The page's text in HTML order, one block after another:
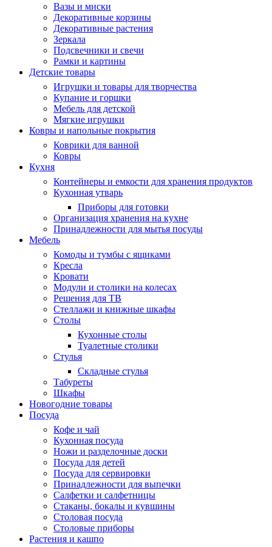
Вазы и миски
Декоративные корзины
Декоративные растения
Зеркала
Подсвечники и свечи
Рамки и картины
Детские товары
Игрушки и товары для творчества
Купание и горшки
Мебель для детской
Мягкие игрушки
Ковры и напольные покрытия
Коврики для ванной
Ковры
Кухня
Контейнеры и емкости для хранения продуктов
Кухонная утварь
Приборы для готовки
Организация хранения на кухне
Принадлежности для мытья посуды
Мебель
Комоды и тумбы с ящиками
Кресла
Кровати
Модули и столики на колесах
Решения для ТВ
Стеллажи и книжные шкафы
Столы
Кухонные столы
Туалетные столики
Стулья
Складные стулья
Табуреты
Шкафы
Новогодние товары
Посуда
Кофе и чай
Кухонная посуда
Ножи и разделочные доски
Посуда для детей
Посуда для сервировки
Принадлежности для выпечки
Салфетки и салфетницы
Стаканы, бокалы и кувшины
Столовая посуда
Столовые приборы
Растения и кашпо